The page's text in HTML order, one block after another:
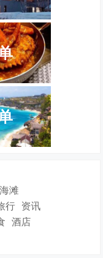
滩
行 资讯
酒店